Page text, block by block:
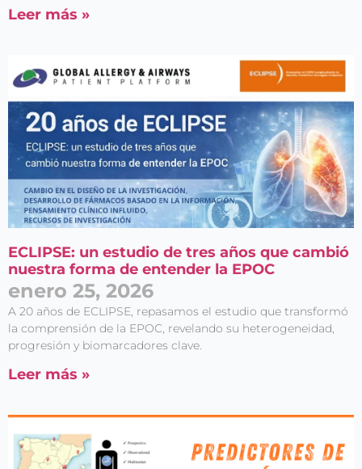
Leer más »
ECLIPSE: un estudio de tres años que cambió
nuestra forma de entender la EPOC
enero 25, 2026
A 20 años de ECLIPSE, repasamos el estudio que transformó
la comprensión de la EPOC, revelando su heterogeneidad,
progresión y biomarcadores clave.
Leer más »